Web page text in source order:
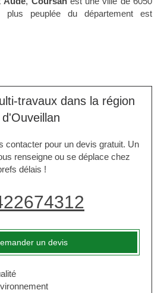
peuplée du département est
travaux dans la région
d'Ouveillan
contacter pour un devis gratuit. Un
renseigne ou se déplace chez
délais !
un devis